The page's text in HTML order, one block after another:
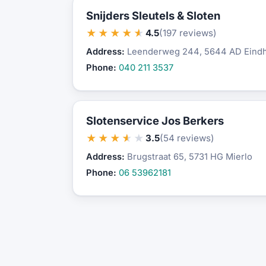
Snijders Sleutels & Sloten
★★★★★ 4.5(197 reviews)
Address: Leenderweg 244, 5644 AD
Phone: 040 211 3537
Slotenservice Jos Berkers
★★★★★ 3.5(54 reviews)
Address: Brugstraat 65, 5731 HG Mierlo
Phone: 06 53962181